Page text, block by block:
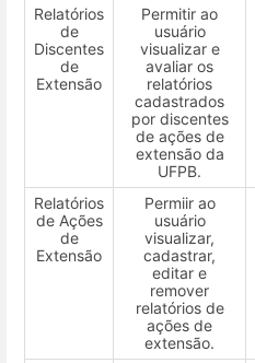
Relatórios
de
Discentes
de
Extensão
Permitir ao
usuário
visualizar e
avaliar os
relatórios
cadastrados
por discentes
de ações de
extensão da
UFPB.
Relatórios
de Ações
de
Extensão
Permiir ao
usuário
visualizar,
cadastrar,
editar e
remover
relatórios de
ações de
extensão.